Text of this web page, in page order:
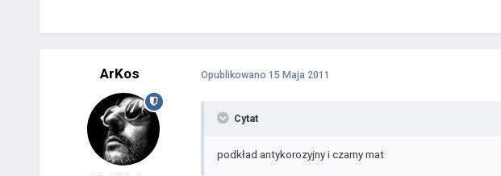
ArKos Opublikowano 15 Maja 2011
Cytat
podkład antykorozyjny i czarny mat